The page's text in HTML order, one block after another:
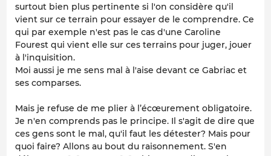
surtout bien plus pertinente si l'on considère qu'il
vient sur ce terrain pour essayer de le comprendre. Ce
qui par exemple n'est pas le cas d'une Caroline
Fourest qui vient elle sur ces terrains pour juger, jouer
à l'inquisition.
Moi aussi je me sens mal à l'aise devant ce Gabriac et
ses comparses.
Mais je refuse de me plier à l’écœurement obligatoire.
Je n'en comprends pas le principe. Il s'agit de dire que
ces gens sont le mal, qu'il faut les détester? Mais pour
quoi faire? Allons au bout du raisonnement. S'en